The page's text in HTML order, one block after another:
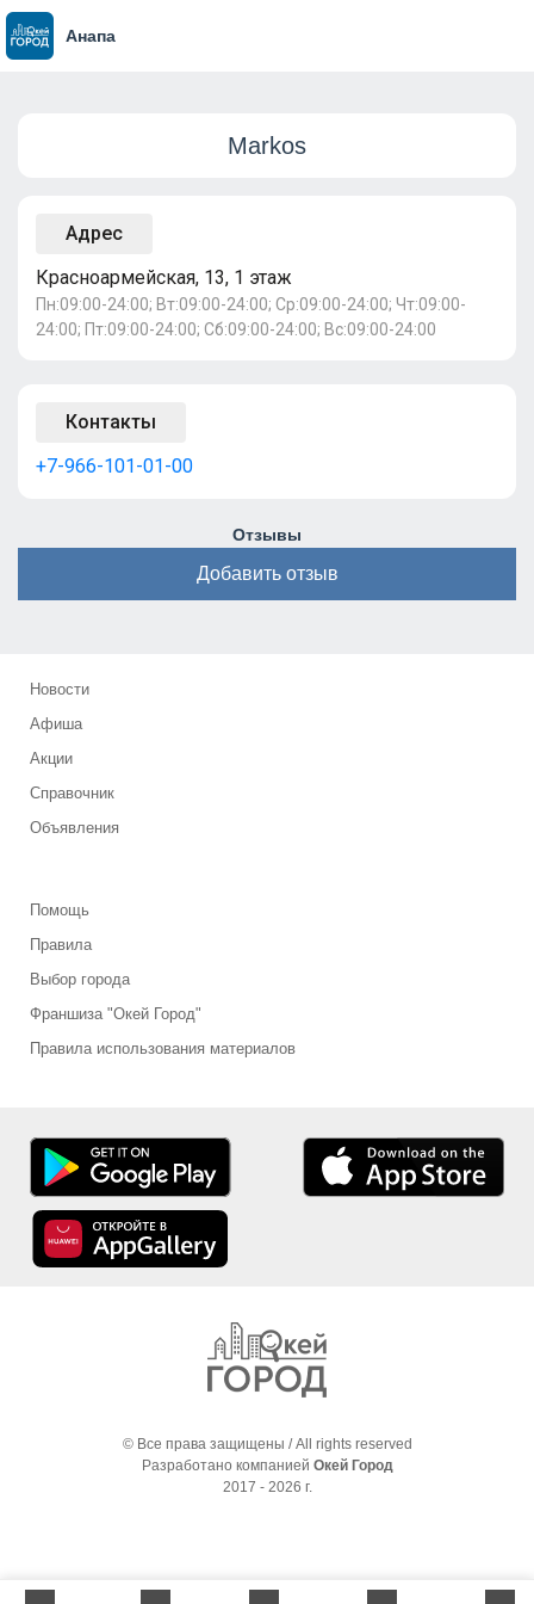
Анапа
Markos
Адрес
Красноармейская, 13, 1 этаж
Пн:09:00-24:00; Вт:09:00-24:00; Ср:09:00-24:00; Чт:09:00-
24:00; Пт:09:00-24:00; Сб:09:00-24:00; Вс:09:00-24:00
Контакты
+7-966-101-01-00
Отзывы
Добавить отзыв
Новости
Афиша
Акции
Справочник
Объявления
Помощь
Правила
Выбор города
Франшиза "Окей Город"
Правила использования материалов
© Все права защищены / All rights reserved
Разработано компанией Окей Город
2017 - 2026 г.